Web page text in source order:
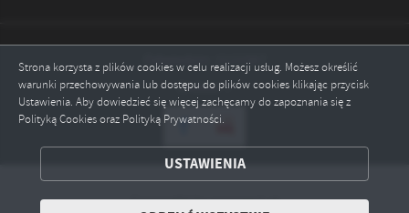
Strona korzysta z plików cookies w celu realizacji usług. Możesz określić
warunki przechowywania lub dostępu do plików cookies klikając przycisk
Ustawienia. Aby dowiedzieć się więcej zachęcamy do zapoznania się z
Polityką Cookies oraz Polityką Prywatności.
USTAWIENIA
ZAPISZ WYBRANE
Odwiedzin: 2121567
Online: 7
Copyright by ryczywol.pl